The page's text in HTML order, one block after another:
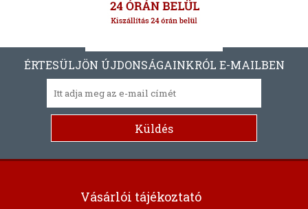
ÉRTESÜLJÖN ÚJDONSÁGAINKRÓL E-MAILBEN
Vásárlói tájékoztató